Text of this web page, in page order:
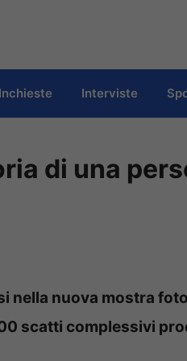
Inchieste Interviste
di una
nella nuova mostra
scatti complessivi